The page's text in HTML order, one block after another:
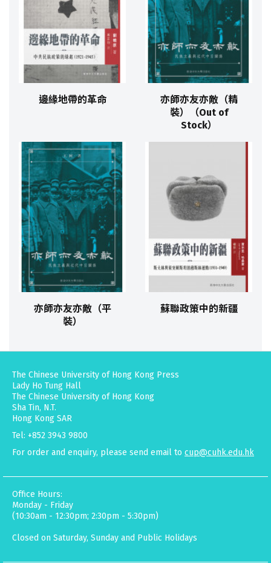
邊緣地帶的革命
亦師亦友亦敵（精
裝）（Out of
Stock）
亦師亦友亦敵（平
裝）
蘇聯政策中的新疆
The Chinese University of Hong Kong Press
Lady Ho Tung Hall
The Chinese University of Hong Kong
Sha Tin, N.T.
Hong Kong SAR
Tel: +852 3943 9800
For order and enquiry, please send email to cup@cuhk.edu.hk
Office Hours:
Monday - Friday
(10:30am - 12:30pm; 2:30pm - 5:30pm)
Closed on Saturday, Sunday and Public Holidays